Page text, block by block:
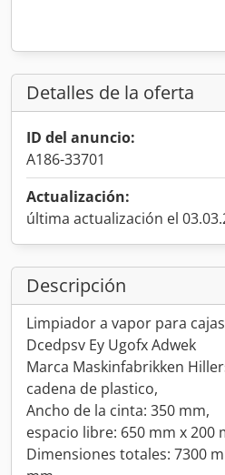
Detalles de la oferta
ID del anuncio:
A186-33701
Actualización:
última actualización el
Descripción
Limpiador a vapor para
Dcedpsv Ey Ugofx Adwek
Marca Maskinfabrikken
cadena de plastico,
Ancho de la cinta: 350 mm,
espacio libre: 650 mm x 200
Dimensiones totales: 7300